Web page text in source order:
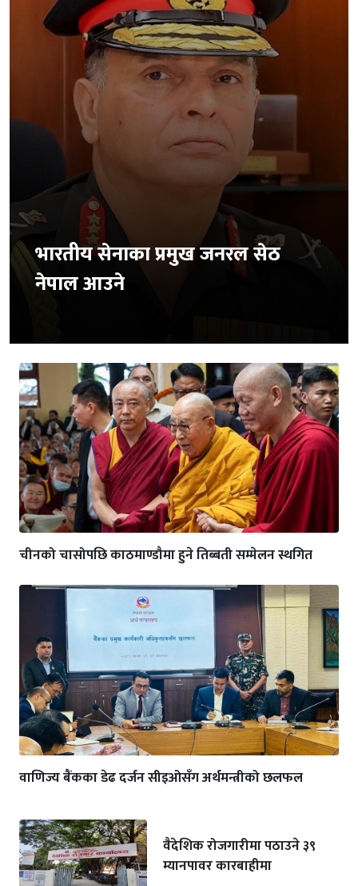
भारतीय सेनाका प्रमुख जनरल सेठ
नेपाल आउने
चीनको चासोपछि काठमाण्डौमा हुने तिब्बती सम्मेलन स्थगित
वाणिज्य बैंकका डेढ दर्जन सीइओसँग अर्थमन्त्रीको छलफल
वैदेशिक रोजगारीमा पठाउने ३९
म्यानपावर कारबाहीमा